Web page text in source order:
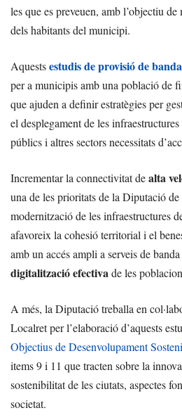
les que es preveuen, amb l’objectiu
dels habitants del municipi.
Aquestsestudis de provisió de
per a municipis amb una població de
que ajuden a definir estratègies per
el desplegament de les
públics i altres sectors necessitats
Incrementar la connectivitat dealta
una de les prioritats de la Diputació
modernització de les infraestructures
afavoreix la cohesió territorial i el
amb un accés ampli a serveis de
digitalització efectivade les
A més, la Diputació treballa en
Localret per l’elaboració d’aquests
Objectius de Desenvolupament
items 9 i 11 que tracten sobre la
sostenibilitat de les ciutats, aspectes
societat.